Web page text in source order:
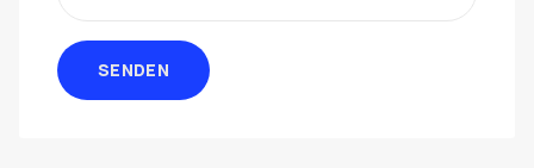
SENDEN